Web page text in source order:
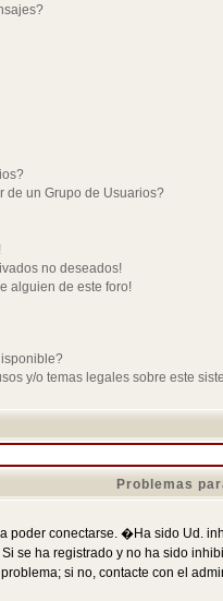
un Grupo de Usuarios?
no deseados!
alguien de este foro!
y/o temas legales sobre este
Problemas
poder conectarse. �Ha sido Ud.
se ha registrado y no ha sido
si no, contacte con el